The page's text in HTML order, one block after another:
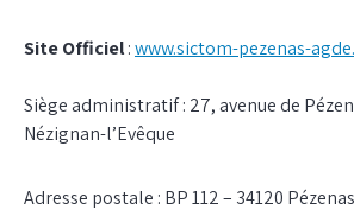
Site Officiel:www.sictom-pezenas-
Siège administratif : 27, avenue de
Nézignan-l’Evêque
Adresse postale : BP 112 – 34120 Pézenas